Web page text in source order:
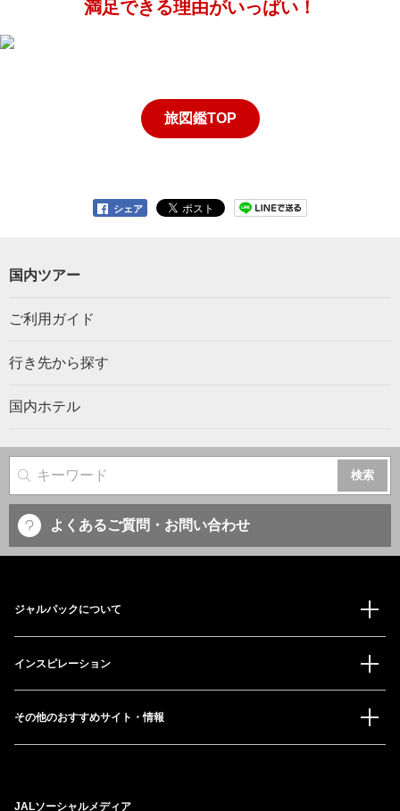
満足できる理由がいっぱい！
旅図鑑TOP
シェア
国内ツアー
ご利用ガイド
行き先から探す
国内ホテル
サイト内検索
よくあるご質問・お問い合わせ
ジャルパックについて
インスピレーション
その他のおすすめサイト・情報
JALソーシャルメディア